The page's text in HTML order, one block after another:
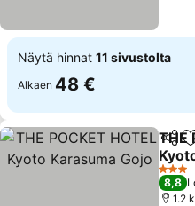
Näytä hinnat 11 sivustolta
Alkaen 48 €
Jaa
THE
3
8,8
1.2